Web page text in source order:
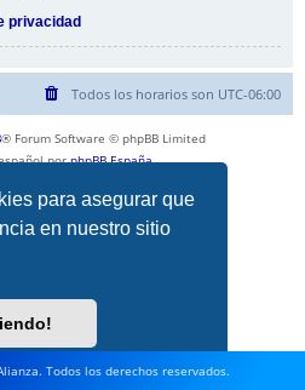
para asegurar que
en nuestro sitio
privacidad
Todos los horarios son UTC-06:00
® Forum Software © phpBB Limited
porphpBB España
Todos los derechos reservados.